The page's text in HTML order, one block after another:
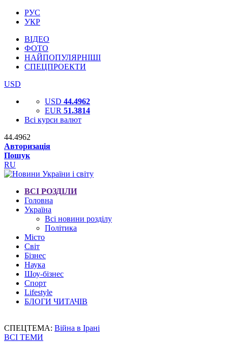
РУС
УКР
ВІДЕО
ФОТО
НАЙПОПУЛЯРНІШІ
СПЕЦПРОЕКТИ
USD
USD 44.4962
EUR 51.3814
Всі курси валют
44.4962
Авторизація
Пошук
RU
ВСІ РОЗДІЛИ
Головна
Україна
Всі новини розділу
Політика
Місто
Світ
Бізнес
Наука
Шоу-бізнес
Спорт
Lifestyle
БЛОГИ ЧИТАЧІВ
СПЕЦТЕМА: Війна в Ірані
ВСІ ТЕМИ